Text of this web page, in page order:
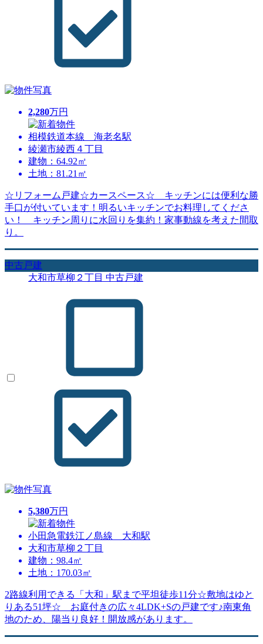
2,280万円
相模鉄道本線 海老名駅
綾瀬市綾西４丁目
建物：64.92㎡
土地：81.21㎡
☆リフォーム戸建☆カースペース☆ キッチンには便利な勝
手口が付いています！明るいキッチンでお料理してくださ
い！ キッチン周りに水回りを集約！家事動線を考えた間取
り。
中古戸建
大和市草柳２丁目 中古戸建
5,380万円
小田急電鉄江ノ島線 大和駅
大和市草柳２丁目
建物：98.4㎡
土地：170.03㎡
2路線利用できる「大和」駅まで平坦徒歩11分☆敷地はゆと
りある51坪☆ お庭付きの広々4LDK+Sの戸建です♪南東角
地のため、陽当り良好！開放感があります。